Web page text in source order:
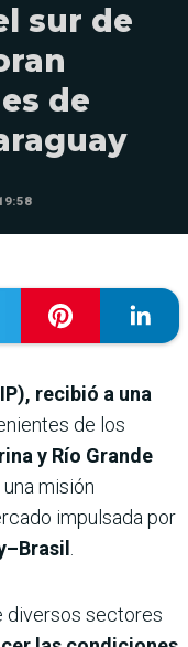
sur de
de
recibió a una
de los
y Río Grande
misión
impulsada por
diversos sectores